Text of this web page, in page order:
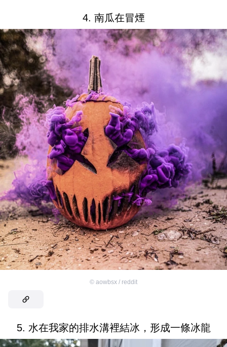
4. 南瓜在冒煙
© aowbsx / reddit
5. 水在我家的排水溝裡結冰，形成一條冰龍